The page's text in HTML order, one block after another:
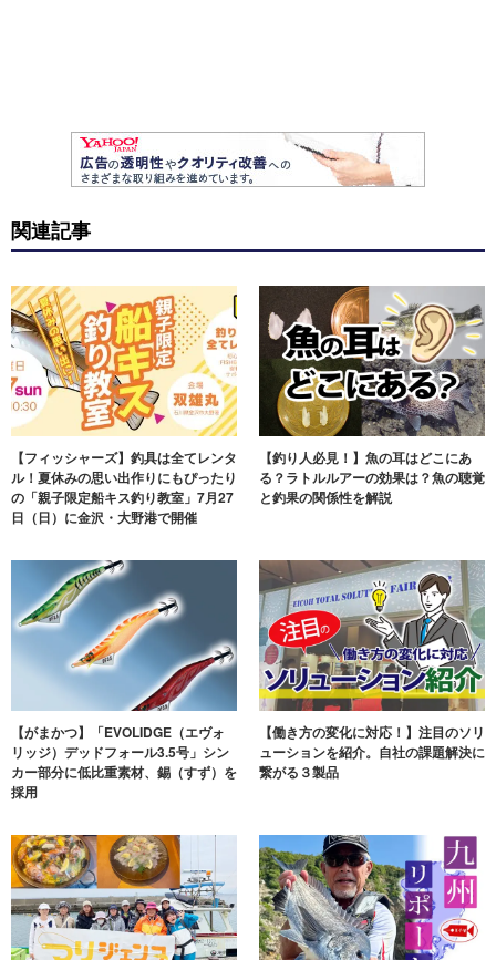
関連記事
【フィッシャーズ】釣具は全てレンタ
ル！夏休みの思い出作りにもぴったり
の「親子限定船キス釣り教室」7月27
日（日）に金沢・大野港で開催
【釣り人必見！】魚の耳はどこにあ
る？ラトルルアーの効果は？魚の聴覚
と釣果の関係性を解説
【がまかつ】「EVOLIDGE（エヴォ
リッジ）デッドフォール3.5号」シン
カー部分に低比重素材、錫（すず）を
採用
【働き方の変化に対応！】注目のソリ
ューションを紹介。自社の課題解決に
繋がる３製品